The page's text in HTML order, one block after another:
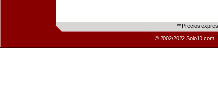
** Precios
© 2002/2022 Solo10.com